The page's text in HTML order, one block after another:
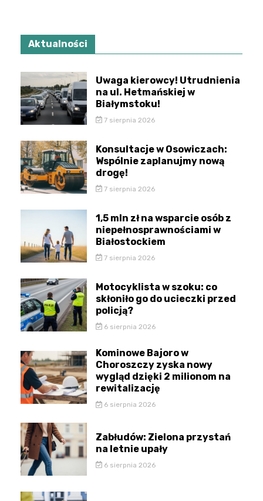
Aktualności
Uwaga kierowcy! Utrudnienia
na ul. Hetmańskiej w
Białymstoku!
7 sierpnia 2026
Konsultacje w Osowiczach:
Wspólnie zaplanujmy nową
drogę!
7 sierpnia 2026
1,5 mln zł na wsparcie osób z
niepełnosprawnościami w
Białostockiem
7 sierpnia 2026
Motocyklista w szoku: co
skłoniło go do ucieczki przed
policją?
6 sierpnia 2026
Kominowe Bajoro w
Choroszczy zyska nowy
wygląd dzięki 2 milionom na
rewitalizację
6 sierpnia 2026
Zabłudów: Zielona przystań
na letnie upały
6 sierpnia 2026